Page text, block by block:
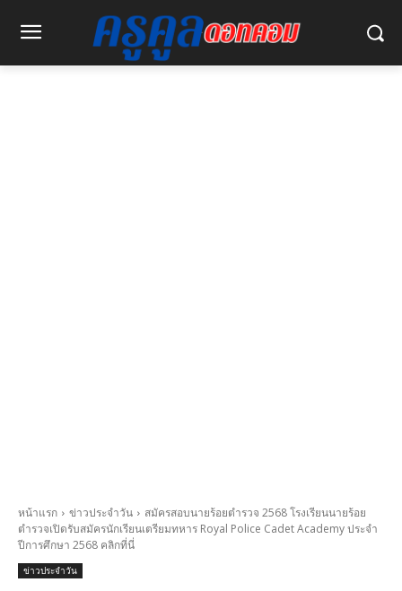
หน้าแรก ข่าวประจำวัน
สมัครสอบนายร้อยตำรวจ 2568 โรงเรียนนายร้อย
ตำรวจเปิดรับสมัครนักเรียนเตรียมทหาร Royal Police Cadet Academy ประจำ
ปีการศึกษา 2568 คลิกที่นี่
ข่าวประจำวัน